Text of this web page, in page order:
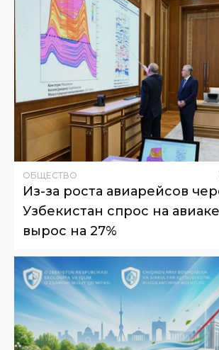
ОБЩЕСТВО
Из-за роста авиарейсов
Узбекистан спрос на
вырос на 27%